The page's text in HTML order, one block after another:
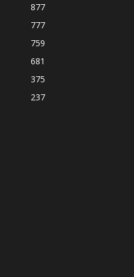
877
777
759
681
375
237